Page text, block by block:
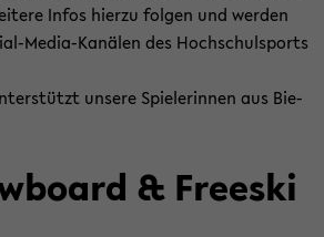
Infos hier­zu fol­gen und wer­den
​Media-Kanälen des Hoch­schul­sports
un­se­re Spie­le­rin­nen aus Bie­
& Free­ski